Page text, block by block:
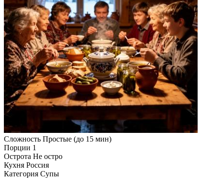
Сложность Простые (до 15 мин)
Порции 1
Острота Не остро
Кухня Россия
Категория Супы